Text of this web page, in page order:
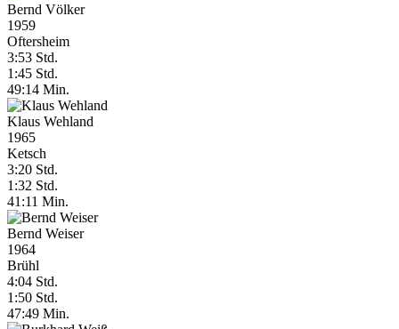
Bernd Völker
1959
Oftersheim
3:53 Std.
1:45 Std.
49:14 Min.
Klaus Wehland
1965
Ketsch
3:20 Std.
1:32 Std.
41:11 Min.
Bernd Weiser
1964
Brühl
4:04 Std.
1:50 Std.
47:49 Min.